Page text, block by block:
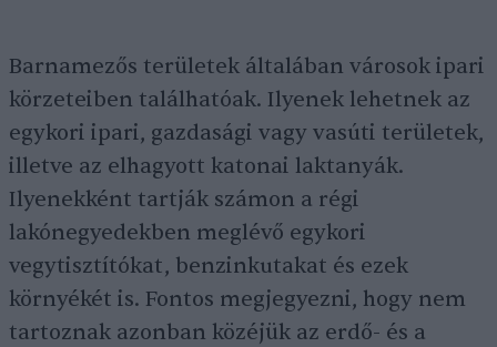
Barnamezős területek általában városok ipari
körzeteiben találhatóak. Ilyenek lehetnek az
egykori ipari, gazdasági vagy vasúti területek,
illetve az elhagyott katonai laktanyák.
Ilyenekként tartják számon a régi
lakónegyedekben meglévő egykori
vegytisztítókat, benzinkutakat és ezek
környékét is. Fontos megjegyezni, hogy nem
tartoznak azonban közéjük az erdő- és a